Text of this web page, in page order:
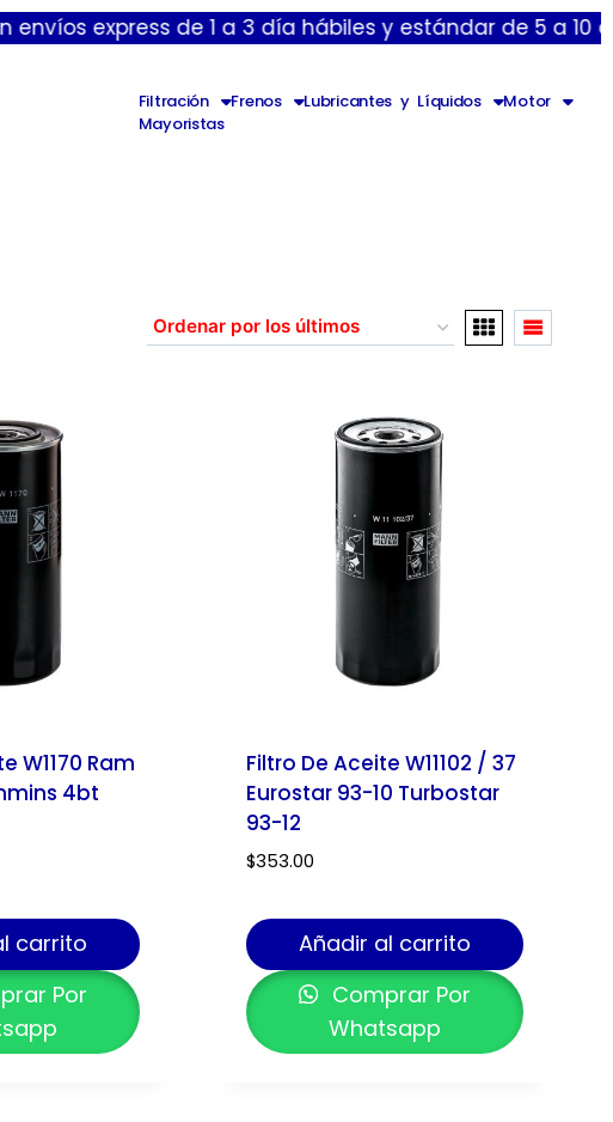
de 1 a 3 día hábiles y estándar de 5 a 10 dias hábiles.•
Filtración Frenos Lubricantes y Líquidos
Motor
Mayoristas
W1170 Ram
4bt
carrito
Por
Filtro De Aceite W11102 / 37
Eurostar 93-10 Turbostar
93-12
$353.00
Añadir al carrito
Comprar Por
Whatsapp